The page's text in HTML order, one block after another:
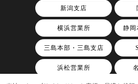
新潟支店
横浜営業所 静岡
三島本部・三島支店
浜松営業所